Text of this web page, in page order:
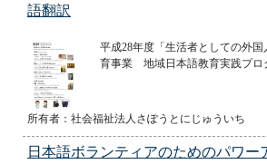
語翻訳
平成28年度「生活者としての外
育事業 地域日本語教育実践プ
所有者：社会福祉法人さぽうとにじゅういち
日本語ボランティアのためのパワー